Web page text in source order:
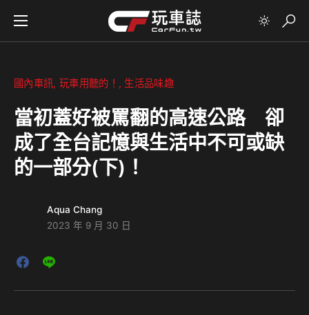
國內車訊 玩車用聽的！ 生活品味趣
當初蓋好被罵翻的高速公路 卻
成了全台記憶與生活中不可或缺
的一部分(下)！
Aqua Chang
2023 年 9 月 30 日